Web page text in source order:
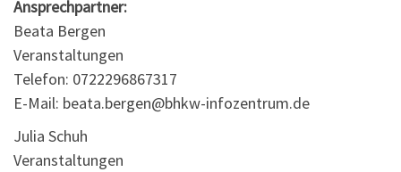
Ansprechpartner:
Beata Bergen
Veranstaltungen
Telefon: 0722296867317
E-Mail: beata.bergen@bhkw-infozentrum.de
Julia Schuh
Veranstaltungen